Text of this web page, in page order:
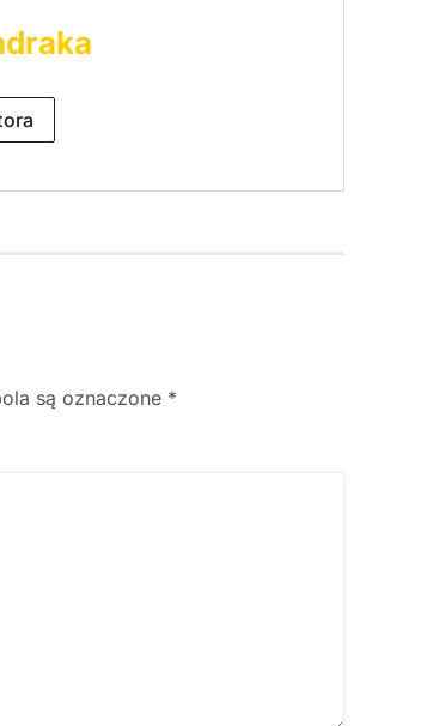
są oznaczone *